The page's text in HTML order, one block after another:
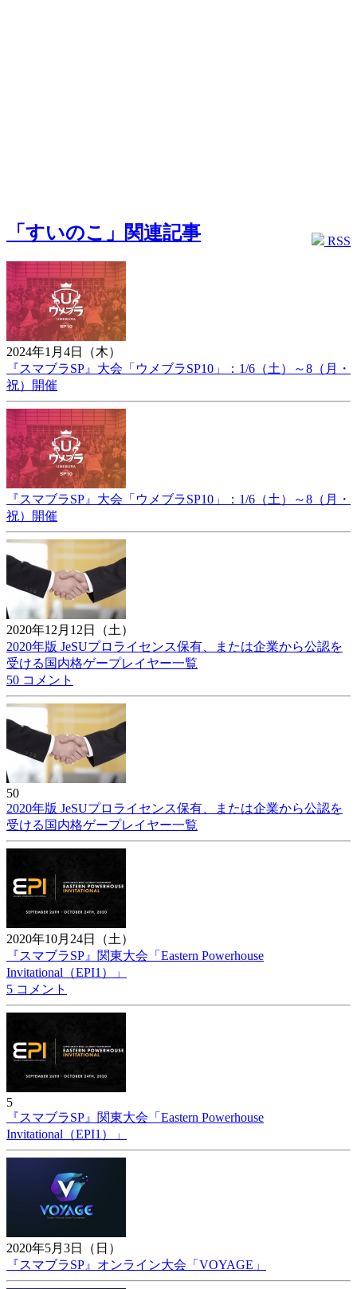
RSS
「すいのこ」関連記事
2024年1月4日（木）
『スマブラSP』大会「ウメブラSP10」：1/6（土）～8（月・
祝）開催
『スマブラSP』大会「ウメブラSP10」：1/6（土）～8（月・
祝）開催
2020年12月12日（土）
2020年版 JeSUプロライセンス保有、または企業から公認を
受ける国内格ゲープレイヤー一覧
50 コメント
50
2020年版 JeSUプロライセンス保有、または企業から公認を
受ける国内格ゲープレイヤー一覧
2020年10月24日（土）
『スマブラSP』関東大会「Eastern Powerhouse
Invitational（EPI1）」
5 コメント
5
『スマブラSP』関東大会「Eastern Powerhouse
Invitational（EPI1）」
2020年5月3日（日）
『スマブラSP』オンライン大会「VOYAGE」